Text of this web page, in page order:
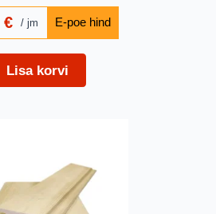
€ jm
Lisa korvi